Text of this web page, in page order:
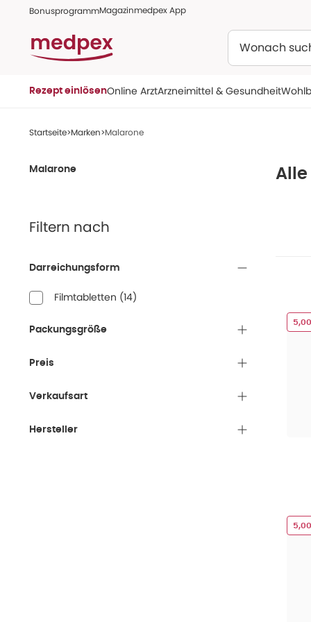
BonusprogrammMagazinmedpex App
Rezept einlösenOnline ArztArzneimittel & Gesundheit
Startseite Marken Malarone
Alle
Malarone
Filtern nach
Darreichungsform
Filmtabletten (14)
Packungsgröße
Preis
Verkaufsart
Hersteller